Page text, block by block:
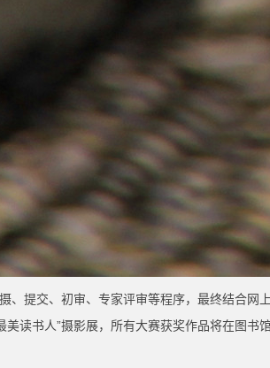
提交、初审、专家评审等程序，最终结合网
读书人”摄影展，所有大赛获奖作品将在图